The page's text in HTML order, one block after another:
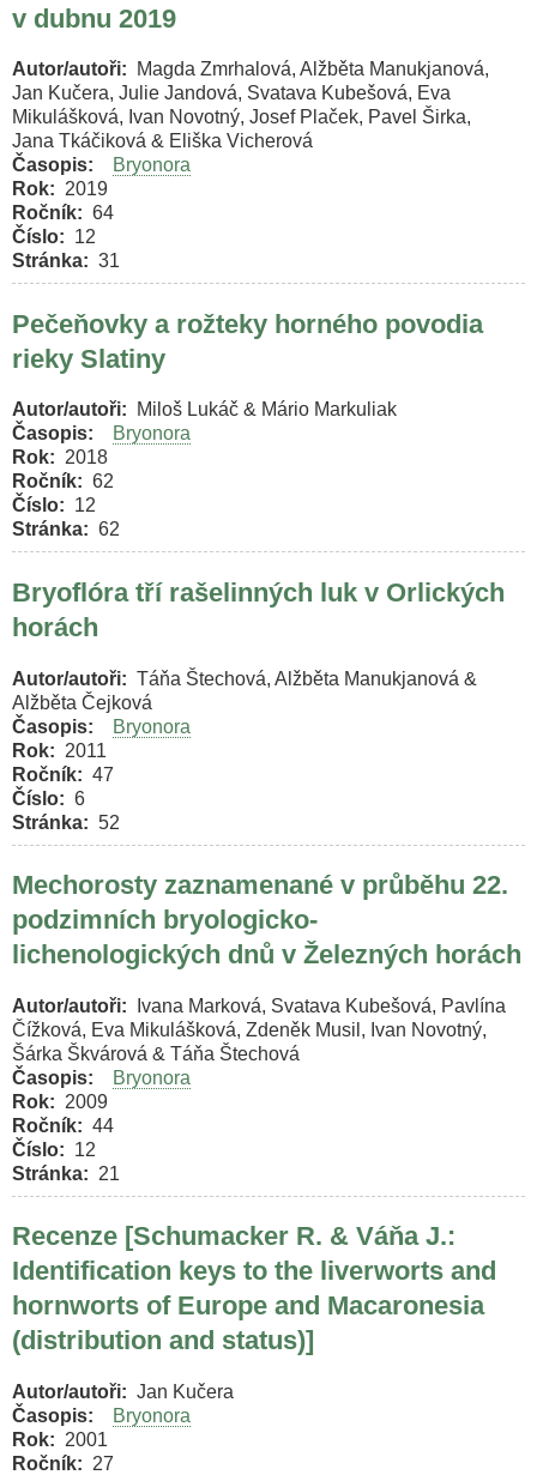
v dubnu 2019
Autor/autoři
Magda Zmrhalová, Alžběta Manukjanová,
Jan Kučera, Julie Jandová, Svatava Kubešová, Eva
Mikulášková, Ivan Novotný, Josef Plaček, Pavel Širka,
Jana Tkáčiková & Eliška Vicherová
Časopis
Bryonora
Rok
2019
Ročník
64
Číslo
12
Stránka
31
Pečeňovky a rožteky horného povodia
rieky Slatiny
Autor/autoři
Miloš Lukáč & Mário Markuliak
Časopis
Bryonora
Rok
2018
Ročník
62
Číslo
12
Stránka
62
Bryoflóra tří rašelinných luk v Orlických
horách
Autor/autoři
Táňa Štechová, Alžběta Manukjanová &
Alžběta Čejková
Časopis
Bryonora
Rok
2011
Ročník
47
Číslo
6
Stránka
52
Mechorosty zaznamenané v průběhu 22.
podzimních bryologicko-
lichenologických dnů v Železných horách
Autor/autoři
Ivana Marková, Svatava Kubešová, Pavlína
Čížková, Eva Mikulášková, Zdeněk Musil, Ivan Novotný,
Šárka Škvárová & Táňa Štechová
Časopis
Bryonora
Rok
2009
Ročník
44
Číslo
12
Stránka
21
Recenze [Schumacker R. & Váňa J.:
Identification keys to the liverworts and
hornworts of Europe and Macaronesia
(distribution and status)]
Autor/autoři
Jan Kučera
Časopis
Bryonora
Rok
2001
Ročník
27